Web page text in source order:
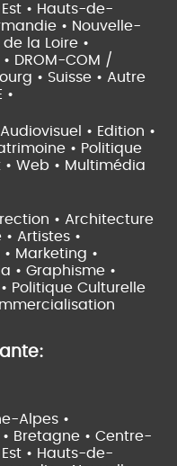
• Hauts-de-
• Nouvelle-
de la Loire •
DROM-COM /
• Suisse • Autre
•
Audiovisuel • Edition •
• Politique
Web • Multimédia
• Architecture
• Artistes •
Marketing •
• Graphisme •
Politique Culturelle
Alpes •
Bretagne • Centre-
• Hauts-de-